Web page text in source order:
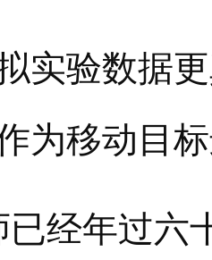
实验数据
为移动目
已经年过六